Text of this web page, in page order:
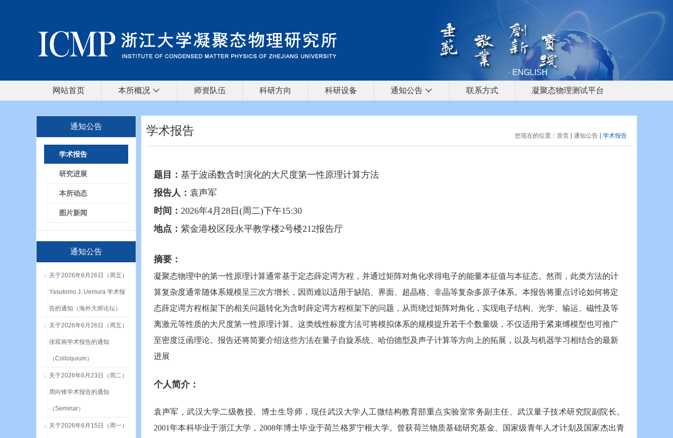
· ENGLISH
网站首页 本所概况 师资队伍 科研方向 科研设备 通知公告 联系方式 凝聚态物理测试平台
通知公告
学术报告
研究进展
本所动态
图片新闻
通知公告
关于2026年6月26日（周五）
Yasutomo J. Uemura 学术报
告的通知（海外大师论坛）
关于2026年6月26日（周五）
张双南学术报告的通知
（Colloquium）
关于2026年6月23日（周二）
周向锋学术报告的通知
（Seminar）
关于2026年6月15日（周一）
您现在的位置： 首页 通知公告 学术报告
学术报告
题目： 基于波函数含时演化的大尺度第一性原理计算方法
报告人： 袁声军
时间： 2026年4月28日(周二)下午15:30
地点： 紫金港校区段永平教学楼2号楼212报告厅
摘要：
凝聚态物理中的第一性原理计算通常基于定态薛定谔方程，并通过矩阵对角化求得电子的能量本征值与本征态。然而，此类方法的计
算复杂度通常随体系规模呈三次方增长，因而难以适用于缺陷、界面、超晶格、非晶等复杂多原子体系。本报告将重点讨论如何将定
态薛定谔方程框架下的相关问题转化为含时薛定谔方程框架下的问题，从而绕过矩阵对角化，实现电子结构、光学、输运、磁性及等
离激元等性质的大尺度第一性原理计算。这类线性标度方法可将模拟体系的规模提升若干个数量级，不仅适用于紧束缚模型也可推广
至密度泛函理论。报告还将简要介绍这些方法在量子自旋系统、哈伯德型及声子计算等方向上的拓展，以及与机器学习相结合的最新
进展
个人简介：
袁声军，武汉大学二级教授、博士生导师，现任武汉大学人工微结构教育部重点实验室常务副主任、武汉量子技术研究院副院长。
2001年本科毕业于浙江大学，2008年博士毕业于荷兰格罗宁根大学。曾获荷兰物质基础研究基金、国家级青年人才计划及国家杰出青